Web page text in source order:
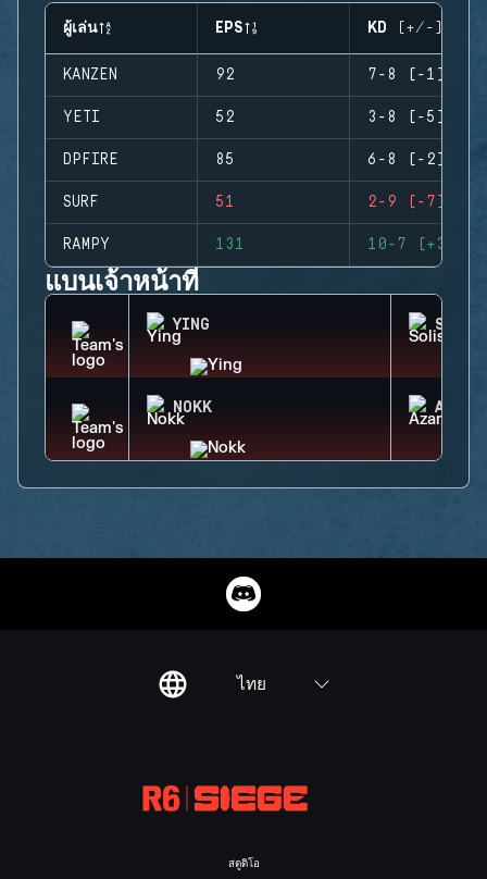
ผู้เล่น EPS KD (+/-)
KANZEN 92 7-8 (-1)
YETI 52 3-8 (-5)
DPFIRE 85 6-8 (-2)
SURF 51 2-9 (-7)
RAMPY 131 10-7 (+3)
แบนเจ้าหน้าที่
YING SOLIS
NOKK AZAMI
ไทย
สตูดิโอ